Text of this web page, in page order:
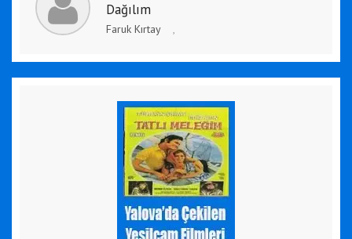
Dağılım
Faruk Kırtay ,